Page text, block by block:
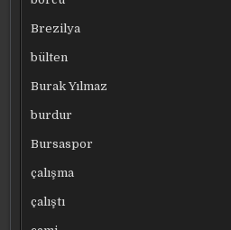
Brezilya
bülten
Burak Yılmaz
burdur
Bursaspor
çalışma
çalıştı